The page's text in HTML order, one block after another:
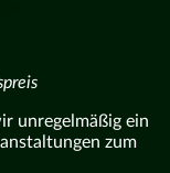
unregelmäßig ein
zum